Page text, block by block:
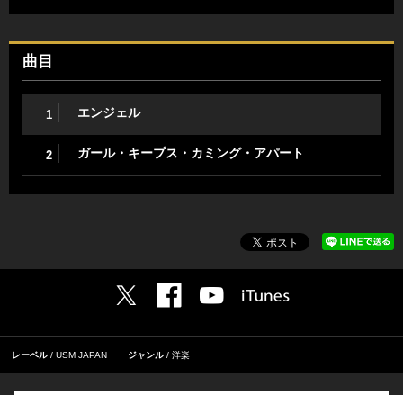
曲目
1 エンジェル
2 ガール・キープス・カミング・アパート
レーベル USM JAPAN ジャンル 洋楽